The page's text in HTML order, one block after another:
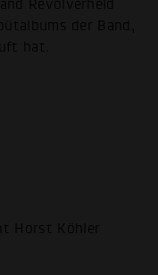
Revolverheld
der Band,
hat.
Horst Köhler